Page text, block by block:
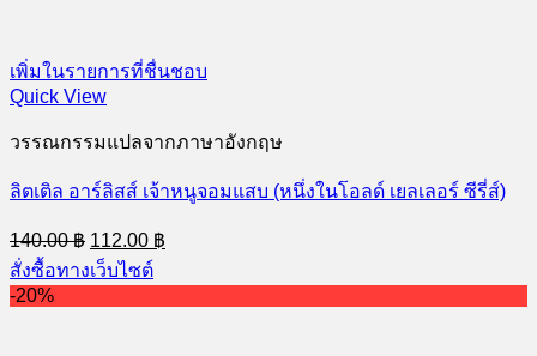
เพิ่มในรายการที่ชื่นชอบ
Quick View
วรรณกรรมแปลจากภาษาอังกฤษ
ลิตเติล อาร์ลิสส์ เจ้าหนูจอมแสบ (หนึ่งในโอลด์ เยลเลอร์ ซีรี่ส์)
140.00฿ Original
price
was:
140.00 ฿.
112.00 ฿
price
112.00 ฿.
สั่งซื้อทางเว็บไซต์
-20%